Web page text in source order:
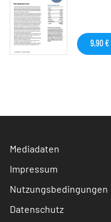
9,90 €
Mediadaten
Impressum
Nutzungsbedingungen
Datenschutz